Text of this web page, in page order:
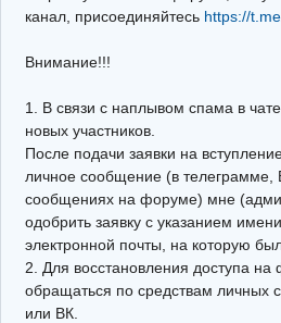
Архив
Почта
Поиск релейщика
Видео РЗиА
Фотохостинг
Телеграм
канал, присоединяйтесь https://
Внимание!!!
1. В связи с наплывом спама в
новых участников.
После подачи заявки на
личное сообщение (в телеграмме,
сообщениях на форуме) мне
одобрить заявку с указанием
электронной почты, на которую
2. Для восстановления доступа
обращаться по средствам личных
или ВК.